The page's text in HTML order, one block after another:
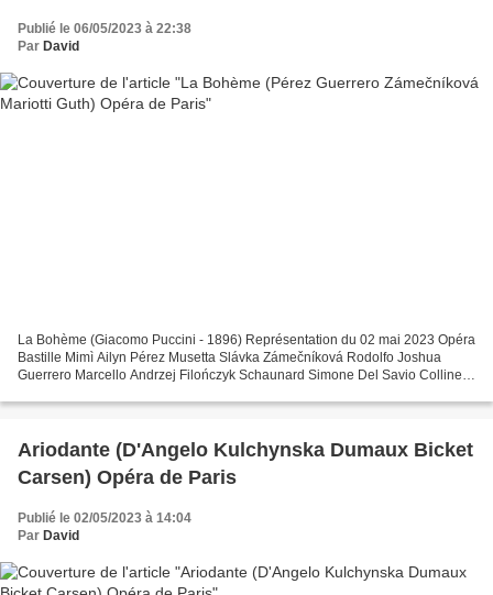
Publié le 06/05/2023 à 22:38
Par David
La Bohème (Giacomo Puccini - 1896) Représentation du 02 mai 2023 Opéra
Bastille Mimì Ailyn Pérez Musetta Slávka Zámečníková Rodolfo Joshua
Guerrero Marcello Andrzej Filończyk Schaunard Simone Del Savio Colline /
Ariodante (D'Angelo Kulchynska Dumaux Bicket
Carsen) Opéra de Paris
Publié le 02/05/2023 à 14:04
Par David